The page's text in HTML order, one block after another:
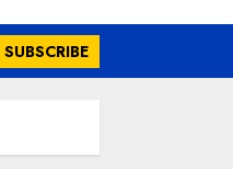
SUBSCRIBE